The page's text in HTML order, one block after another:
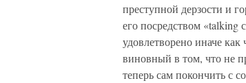
преступной дерзости и
его посредством
удовлетворено иначе
виновный в том, что не
теперь сам покончить с